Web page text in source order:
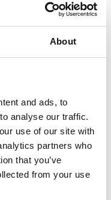
About
and ads, to
analyse our traffic.
use of our site with
partners who
that you’ve
from your use
alla norma EN
al DN 1000
guarnizioni,